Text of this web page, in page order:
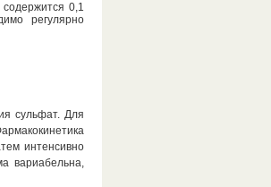
0,1
регулярно
сульфат. Для
интенсивно
вариабельна,